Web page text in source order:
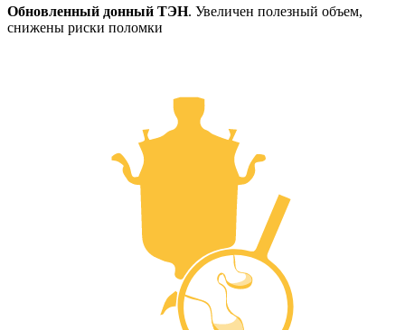
Обновленный донный ТЭН. Увеличен полезный объем,
снижены риски поломки